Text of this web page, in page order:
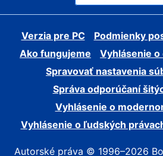
Verzia pre PC
Podmienky
Ako fungujeme
Vyhlásenie
Spravovať nastavenia
Správa odporúčaní
Vyhlásenie o
Vyhlásenie o ľudských
Autorské práva © 1996–2026